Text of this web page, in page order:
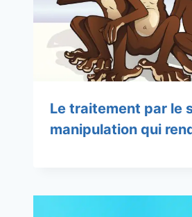
Le traitement par le
manipulation qui